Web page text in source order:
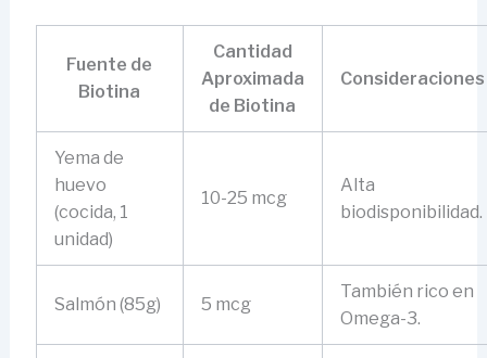
Fuente de
Biotina
Cantidad
Aproximada
de Biotina
Consideraciones
Yema de
huevo
(cocida, 1
unidad)
10-25 mcg
Alta
biodisponibilidad.
Salmón (85g) 5 mcg
También rico en
Omega-3.